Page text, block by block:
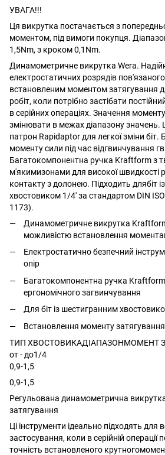
УВАГА!!!
Ця викрутка постачається з
моментом, під вимоги покупця.
1,5Nm, з кроком 0,1Nm.
Динамометричне викрутка Wera.
електростатичних розрядів
встановленим моментом затягування
робіт, коли потрібно застібати
в серійних операціях. Значення
змінювати в межах діапазону
патрон Rapidaptor для легкої зміни
моменту сили під час відгвинчування
Багатокомпонентна ручка Kraftform з
м'якимизонами для високої швидкості
контакту з долонею. Підходить длябіт
хвостовиком 1/4' за стандартом DIN ISO
1173).
Динамометричне викрутка Kraftform
можливістю встановлення
Електростатично безпечний
опір
Багатокомпонентна ручка
ергономічного загвинчування
Для біт із шестигранним
Встановлення моменту затягування
ТИП ХВОСТОВИКАДІАПАЗОНМОМЕНТ
от - до1/4
0,9-1,5
0,9-1,5
Регульована динамометрична
затягування
Ці інструменти ідеально підходять для
застосування, коли в серійній операції
точність встановленого